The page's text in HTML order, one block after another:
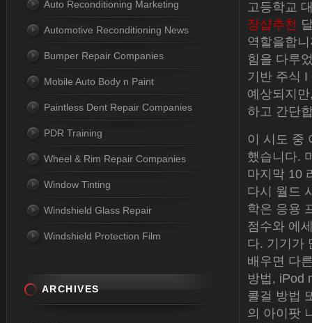
고등학교
장샵추천
역할을합
힘을 다루
기반 주식
예상되지
하고 간단
이 시도 중
했습니다.
마지막 10
다시 월드
학은 응용
점수와 에
다. 기기가
배우면 다
방법, iPod
콜걸 방법
의 아이팟
Auto Reconditioning Marketing
Automotive Reconditioning News
Bumper Repair Companies
Mobile Auto Body n Paint
Paintless Dent Repair Companies
PDR Training
Wheel & Rim Repair Companies
Window Tinting
Windshield Glass Repair
Windshield Protection Film
ARCHIVES